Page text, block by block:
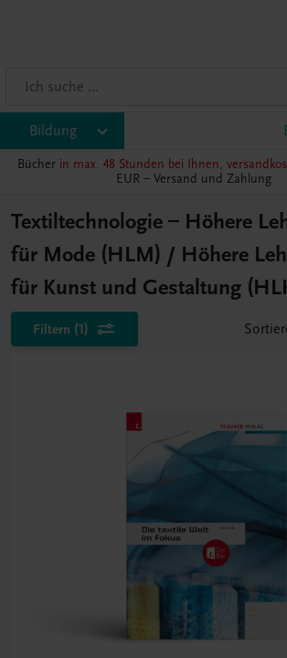
Bildung
Bücher in max. 48 Stunden bei Ihnen,
EUR – Versand und Zahlung
Textiltechnologie – Höhere
für Mode (HLM) / Höhere
für Kunst und Gestaltung
Filtern (1)